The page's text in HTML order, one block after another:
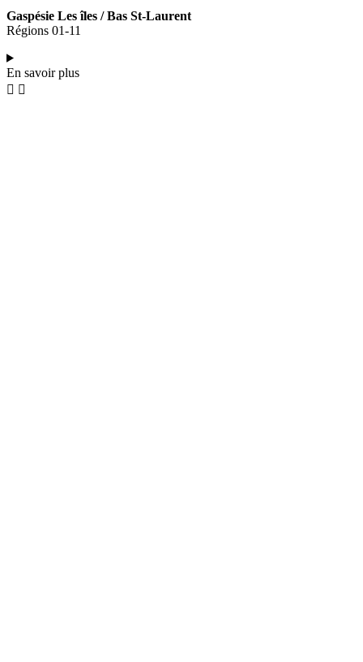
Gaspésie Les îles / Bas St-Laurent
Régions 01-11
En savoir plus